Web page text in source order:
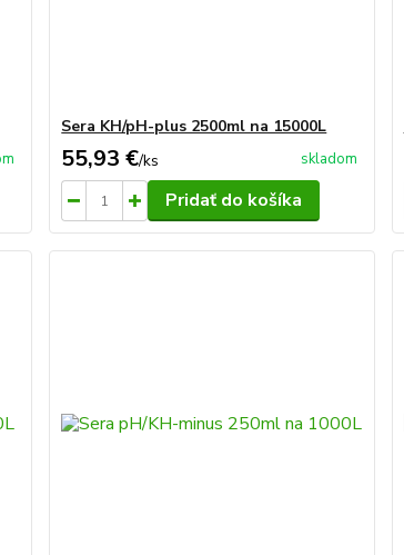
Sera KH/pH-plus 2500ml na 15000L
55,93 €/ks skladom
Pridať do košíka